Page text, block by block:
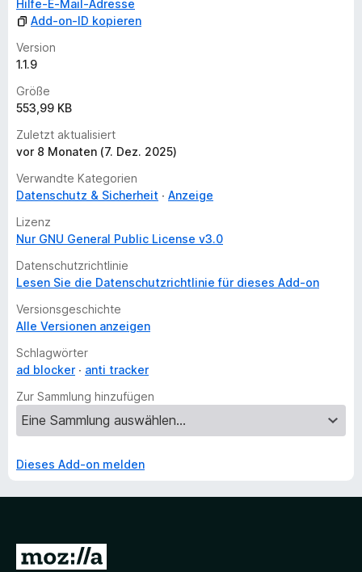
rHilfe-E-Mail-Adresse
Add-on-ID kopieren
Version
1.1.9
Größe
553,99 KB
Zuletzt aktualisiert
vor 8 Monaten (7. Dez. 2025)
Verwandte Kategorien
Datenschutz & Sicherheit
Anzeige
Lizenz
Nur GNU General Public License v3.0
Datenschutzrichtlinie
Lesen Sie die Datenschutzrichtlinie für dieses Add-on
Versionsgeschichte
Alle Versionen anzeigen
Schlagwörter
ad blocker
anti tracker
Zur Sammlung hinzufügen
Dieses Add-on melden
Z